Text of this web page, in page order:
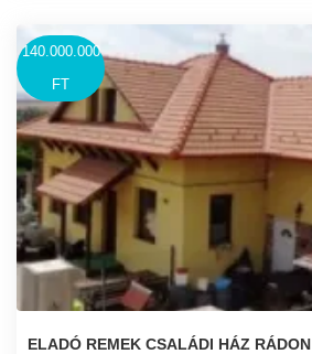
140.000.000
FT
ELADÓ REMEK CSALÁDI HÁZ RÁDON